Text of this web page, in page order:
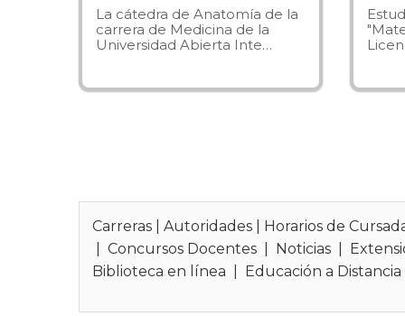
La cátedra de Anatomía de la
carrera de Medicina de la
Universidad Abierta Inte…
Carreras |Autoridades Horarios de
|Concursos Docentes Noticias
Biblioteca en línea
Educación a Distancia